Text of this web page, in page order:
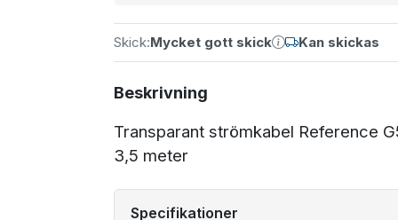
Skick:Mycket gott skick Kan skickas
Beskrivning
Transparant strömkabel Reference
3,5 meter
Specifikationer